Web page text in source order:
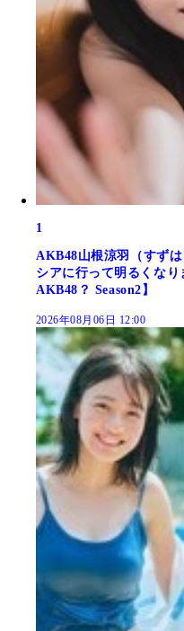
1
AKB48山根涼羽（すず
シアに行って明るくな
AKB48？ Season2】
2026年08月06日 12:00